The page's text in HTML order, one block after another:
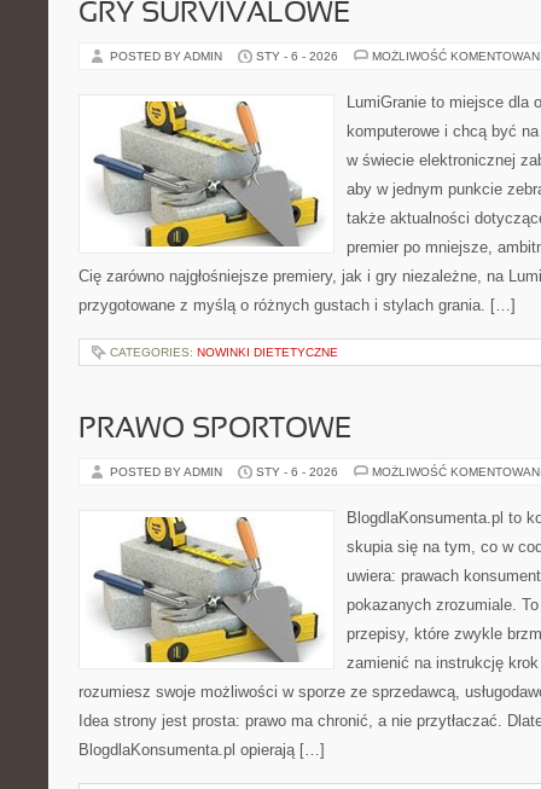
GRY SURVIVALOWE
POSTED BY ADMIN STY - 6 - 2026 MOŻLIWOŚĆ
LumiGranie to miejsce dla
komputerowe i chcą być
w świecie elektronicznej
aby w jednym punkcie
także aktualności
premier po mniejsze,
Cię zarówno najgłośniejsze premiery, jak i gry niezależne, na
przygotowane z myślą o różnych gustach i stylach grania. […]
CATEGORIES: NOWINKI DIETETYCZNE
PRAWO SPORTOWE
POSTED BY ADMIN STY - 6 - 2026 MOŻLIWOŚĆ
BlogdlaKonsumenta.pl to
skupia się na tym, co w
uwiera: prawach
pokazanych zrozumiale.
przepisy, które zwykle
zamienić na instrukcję
rozumiesz swoje możliwości w sporze ze sprzedawcą,
Idea strony jest prosta: prawo ma chronić, a nie przytłaczać.
BlogdlaKonsumenta.pl opierają […]